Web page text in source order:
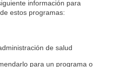
información para
estos programas:
de salud
para un programa o